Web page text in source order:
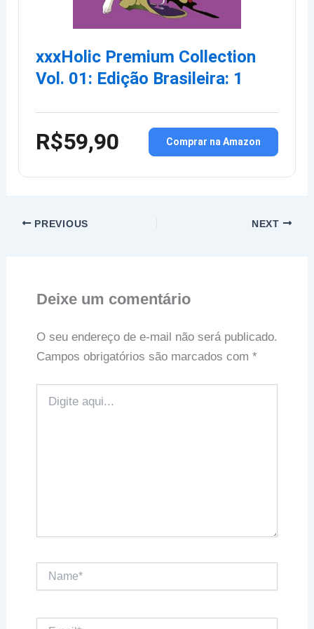
xxxHolic Premium Collection
Vol. 01: Edição Brasileira: 1
R$59,90 Comprar na Amazon
PREVIOUS NEXT
Deixe um comentário
O seu endereço de e-mail não será publicado.
Campos obrigatórios são marcados com *
aqui...
Email*